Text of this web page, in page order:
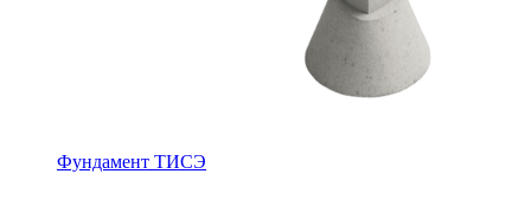
Фундамент ТИСЭ